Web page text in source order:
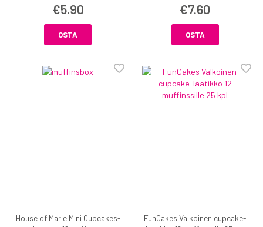
€5.90
OSTA
€7.60
OSTA
House of Marie Mini Cupcakes-
FunCakes Valkoinen cupcake-